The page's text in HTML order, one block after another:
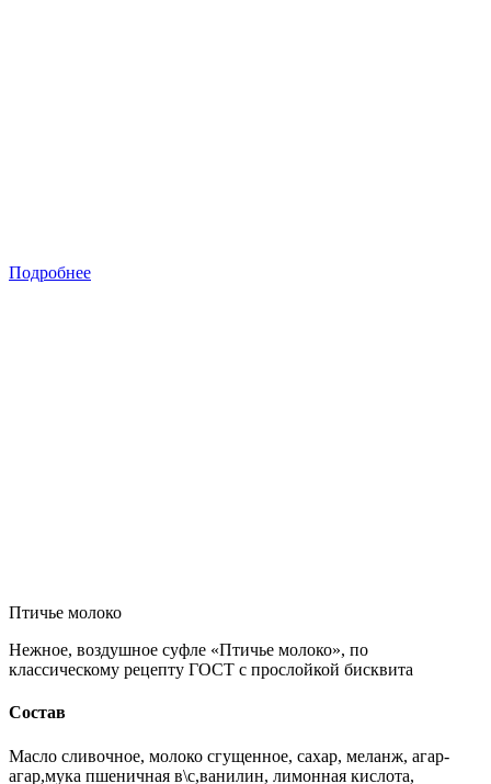
Подробнее
Птичье молоко
Нежное, воздушное суфле «Птичье молоко», по
классическому рецепту ГОСТ с прослойкой бисквита
Состав
Масло сливочное, молоко сгущенное, сахар, меланж, агар-
агар,мука пшеничная в\с,ванилин, лимонная кислота,